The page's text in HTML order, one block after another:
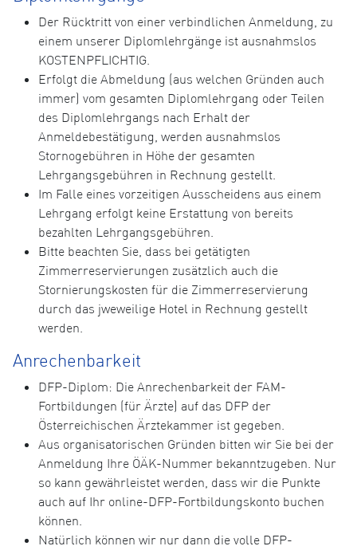
Der Rücktritt von einer verbindlichen Anmeldung, zu
einem unserer Diplomlehrgänge ist ausnahmslos
KOSTENPFLICHTIG.
Erfolgt die Abmeldung (aus welchen Gründen auch
immer) vom gesamten Diplomlehrgang oder Teilen
des Diplomlehrgangs nach Erhalt der
Anmeldebestätigung, werden ausnahmslos
Stornogebühren in Höhe der gesamten
Lehrgangsgebühren in Rechnung gestellt.
Im Falle eines vorzeitigen Ausscheidens aus einem
Lehrgang erfolgt keine Erstattung von bereits
bezahlten Lehrgangsgebühren.
Bitte beachten Sie, dass bei getätigten
Zimmerreservierungen zusätzlich auch die
Stornierungskosten für die Zimmerreservierung
durch das jweweilige Hotel in Rechnung gestellt
werden.
Anrechenbarkeit
DFP-Diplom: Die Anrechenbarkeit der FAM-
Fortbildungen (für Ärzte) auf das DFP der
Österreichischen Ärztekammer ist gegeben.
Aus organisatorischen Gründen bitten wir Sie bei der
Anmeldung Ihre ÖÄK-Nummer bekanntzugeben. Nur
so kann gewährleistet werden, dass wir die Punkte
auch auf Ihr online-DFP-Fortbildungskonto buchen
können.
Natürlich können wir nur dann die volle DFP-